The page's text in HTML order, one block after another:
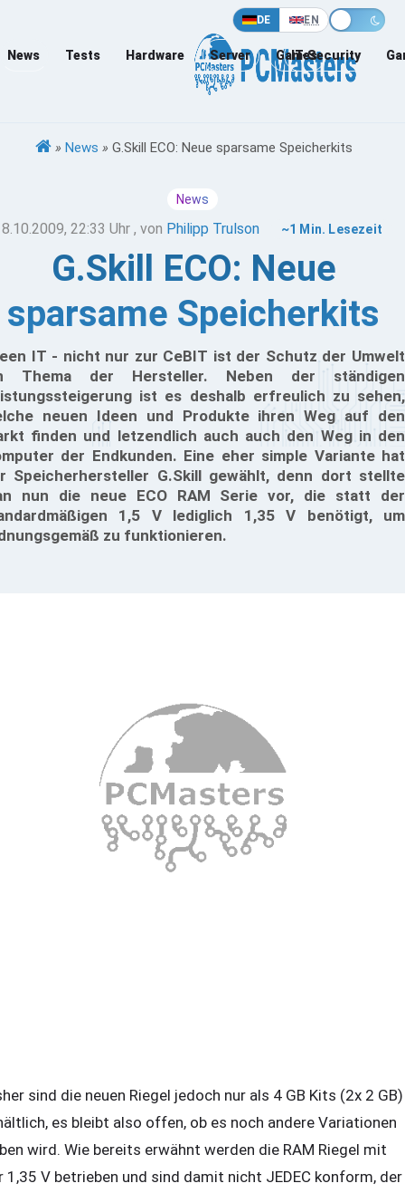
DE EN
News Tests Hardware Server Games
IT-Security
» News » G.Skill ECO: Neue sparsame Speicherkits
News
22:33 Uhr , von Philipp Trulson ~1 Min. Lesezeit
G.Skill ECO: Neue
sparsame Speicherkits
IT - nicht nur zur CeBIT ist der Schutz der Umwelt
Thema der Hersteller. Neben der ständigen
ist es deshalb erfreulich zu sehen,
neuen Ideen und Produkte ihren Weg auf den
finden und letzendlich auch auch den Weg in den
der Endkunden. Eine eher simple Variante hat
Speicherhersteller G.Skill gewählt, denn dort stellte
nun die neue ECO RAM Serie vor, die statt der
1,5 V lediglich 1,35 V benötigt, um
zu funktionieren.
sind die neuen Riegel jedoch nur als 4 GB Kits (2x 2 GB)
es bleibt also offen, ob es noch andere Variationen
wird. Wie bereits erwähnt werden die RAM Riegel mit
1,35 V betrieben und sind damit nicht JEDEC konform, der